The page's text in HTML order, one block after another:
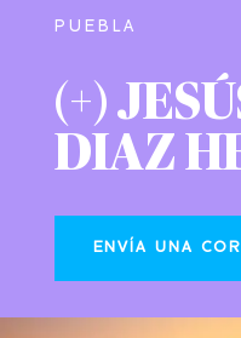
PUEBLA
(+)
DIAZ
ENVÍA UNA